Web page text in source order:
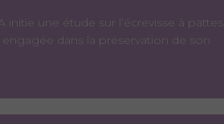
initie une étude sur l’écrevisse à pattes
dans la préservation de son